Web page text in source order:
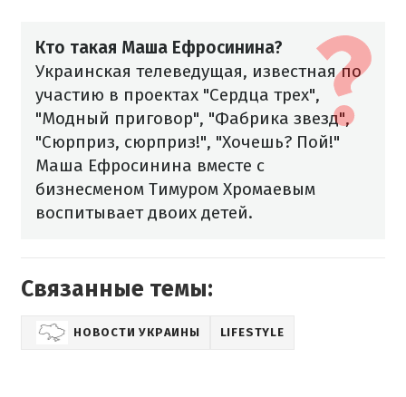
Кто такая Маша Ефросинина?
Украинская телеведущая, известная по
участию в проектах "Сердца трех",
"Модный приговор", "Фабрика звезд",
"Сюрприз, сюрприз!", "Хочешь? Пой!"
Маша Ефросинина вместе с
бизнесменом Тимуром Хромаевым
воспитывает двоих детей.
Связанные темы:
НОВОСТИ УКРАИНЫ LIFESTYLE